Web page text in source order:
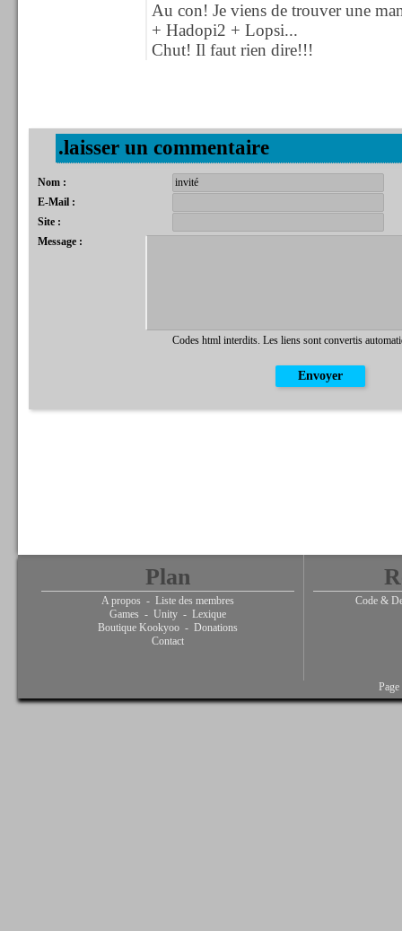
Au con! Je viens de trouver une
+ Hadopi2 + Lopsi...
Chut! Il faut rien dire!!!
.laisser un commentaire
Nom :
E-Mail :
Site :
Message :
Codes html interdits. Les liens sont convertis
Plan
A propos - Liste des membres
Games - Unity - Lexique
Boutique Kookyoo - Donations
Contact
Code &